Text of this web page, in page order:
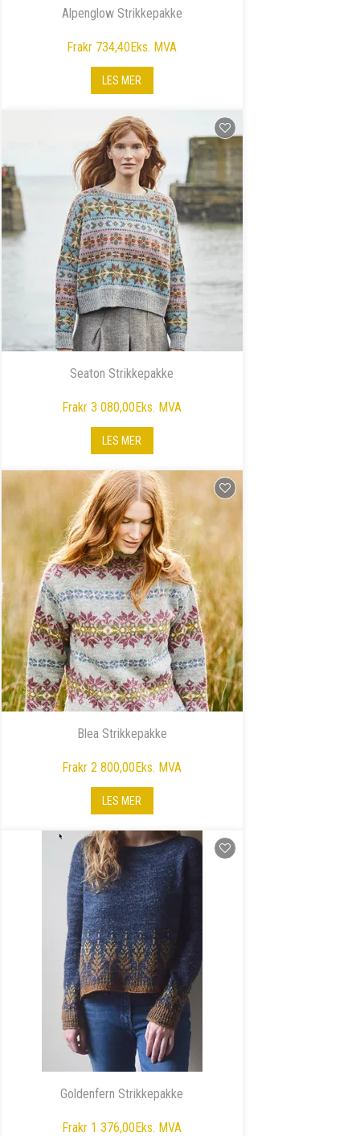
Alpenglow Strikkepakke
Frakr 734,40Eks. MVA
LES MER
Seaton Strikkepakke
Frakr 3 080,00Eks. MVA
LES MER
Blea Strikkepakke
Frakr 2 800,00Eks. MVA
LES MER
Goldenfern Strikkepakke
Frakr 1 376,00Eks. MVA